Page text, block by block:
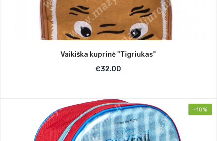
Vaikiška kuprinė "Tigriukas"
€32.00
-10%